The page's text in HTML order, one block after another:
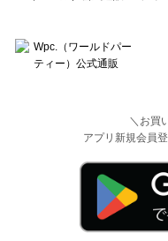
＼お買
アプリ新規会員